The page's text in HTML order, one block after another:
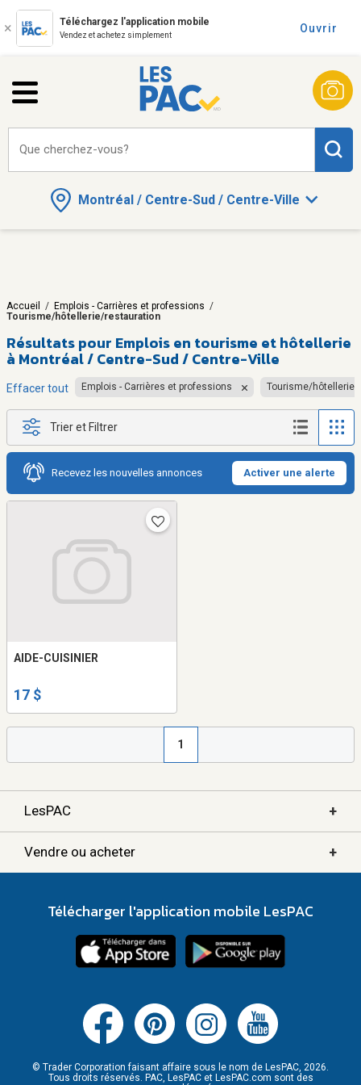
Téléchargez l'application mobile
Vendez et achetez simplement
Ouvrir
Montréal / Centre-Sud / Centre-Ville
Que cherchez-vous?
Accueil / Emplois - Carrières et professions /
Tourisme/hôtellerie/restauration
Résultats pour Emplois en tourisme et hôtellerie
à Montréal / Centre-Sud / Centre-Ville
Effacer tout Emplois - Carrières et professions Tourisme/
Trier et Filtrer
Recevez les nouvelles annonces Activer une alerte
AIDE-CUISINIER
17 $
1
LesPAC +
Vendre ou acheter +
Télécharger l'application mobile LesPAC
© Trader Corporation faisant affaire sous le nom de LesPAC, 2026.
Tous droits réservés. PAC, LesPAC et LesPAC.com sont des